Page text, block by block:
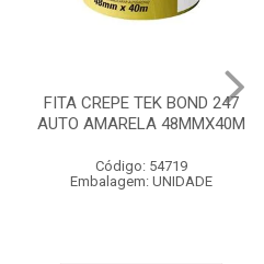
FITA CREPE TEK BOND 247
AUTO AMARELA 48MMX40M
Código: 54719
Embalagem: UNIDADE